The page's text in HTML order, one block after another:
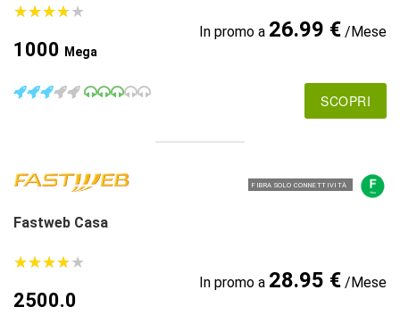
★★★★★
★★★★★
1000 Mega
In promo a 26.99 €/Mese
SCOPRI
FIBRA SOLO CONNETTIVITÀ
Fastweb Casa
★★★★★
★★★★★
2500.0
In promo a 28.95 €/Mese